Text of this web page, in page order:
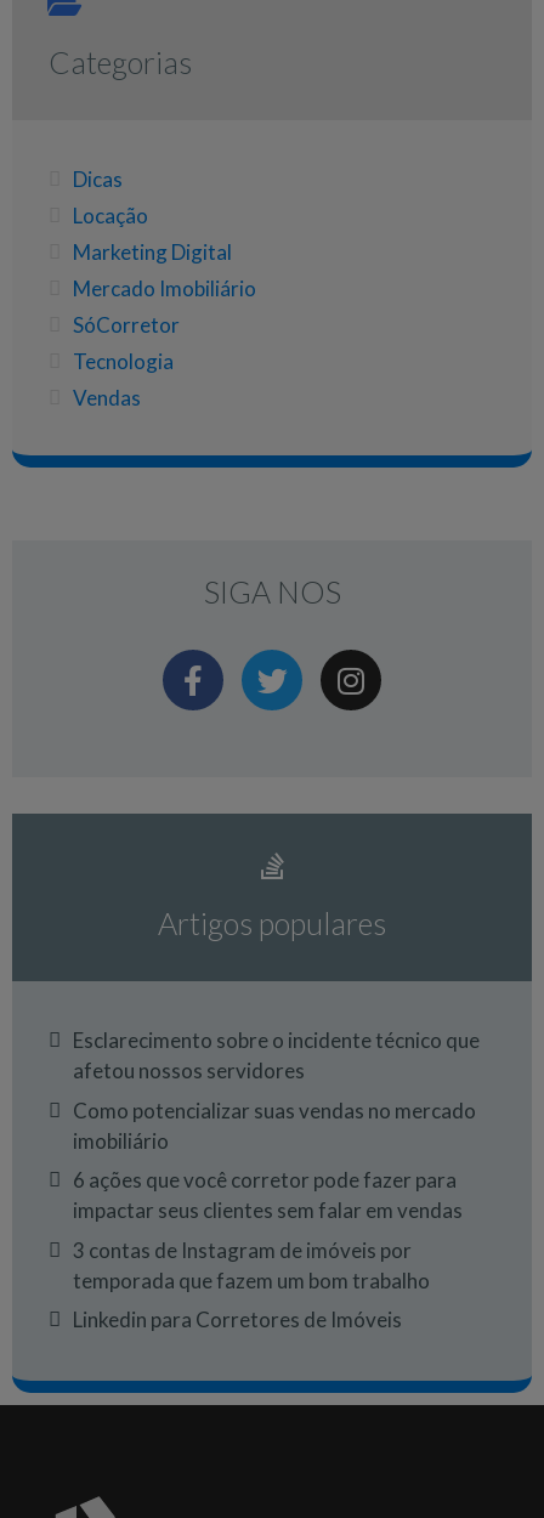
Categorias
Dicas
Locação
Marketing Digital
Mercado Imobiliário
SóCorretor
Tecnologia
Vendas
SIGA NOS
Artigos populares
Esclarecimento sobre o incidente técnico que
afetou nossos servidores
Como potencializar suas vendas no mercado
imobiliário
6 ações que você corretor pode fazer para
impactar seus clientes sem falar em vendas
3 contas de Instagram de imóveis por
temporada que fazem um bom trabalho
Linkedin para Corretores de Imóveis